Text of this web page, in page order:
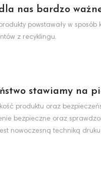
nas bardzo
powstawały w
z recyklingu.
stawiamy na
produktu oraz
bezpieczne oraz
nowoczesną techniką